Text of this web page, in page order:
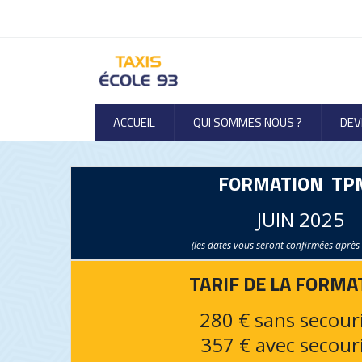
ACCUEIL QUI SOMMES NOUS ?
FORMATION
JUIN 2025
(les dates vous seront confirmées
TARIF DE LA
280 € sans
357 € avec